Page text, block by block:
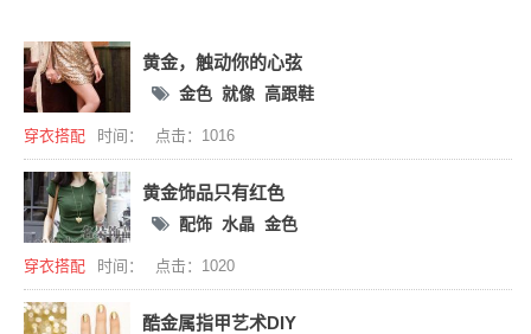
黄金，触动你的心弦
金色 就像 高跟鞋
穿衣搭配 时间： 点击：1016
黄金饰品只有红色
配饰 水晶 金色
穿衣搭配 时间： 点击：1020
酷金属指甲艺术DIY